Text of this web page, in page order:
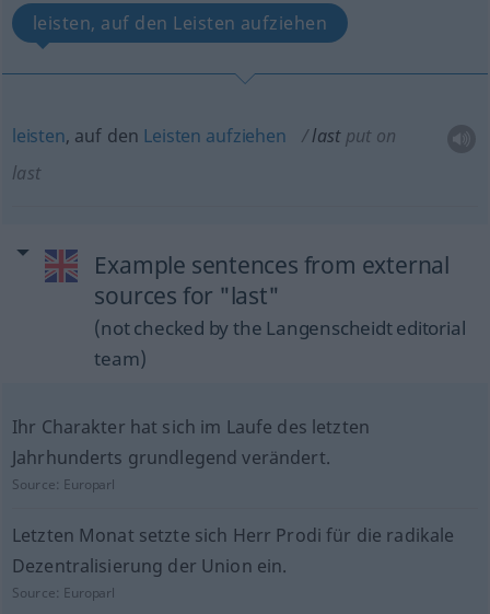
leisten, auf den Leisten aufziehen
leisten, auf den Leisten aufziehen last put on
last
Example sentences from external
sources for "last"
(not checked by the Langenscheidt editorial
team)
Ihr Charakter hat sich im Laufe des letzten
Jahrhunderts grundlegend verändert.
Source: Europarl
Letzten Monat setzte sich Herr Prodi für die radikale
Dezentralisierung der Union ein.
Source: Europarl